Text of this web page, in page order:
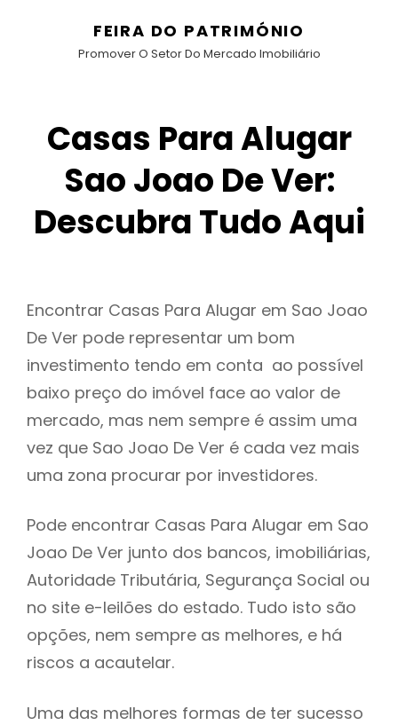
FEIRA DO PATRIMÓNIO
Promover O Setor Do Mercado Imobiliário
Casas Para Alugar
Sao Joao De Ver:
Descubra Tudo Aqui
Encontrar Casas Para Alugar em Sao Joao
De Ver pode representar um bom
investimento tendo em conta ao possível
baixo preço do imóvel face ao valor de
mercado, mas nem sempre é assim uma
vez que Sao Joao De Ver é cada vez mais
uma zona procurar por investidores.
Pode encontrar Casas Para Alugar em Sao
Joao De Ver junto dos bancos, imobiliárias,
Autoridade Tributária, Segurança Social ou
no site e-leilões do estado. Tudo isto são
opções, nem sempre as melhores, e há
riscos a acautelar.
Uma das melhores formas de ter sucesso